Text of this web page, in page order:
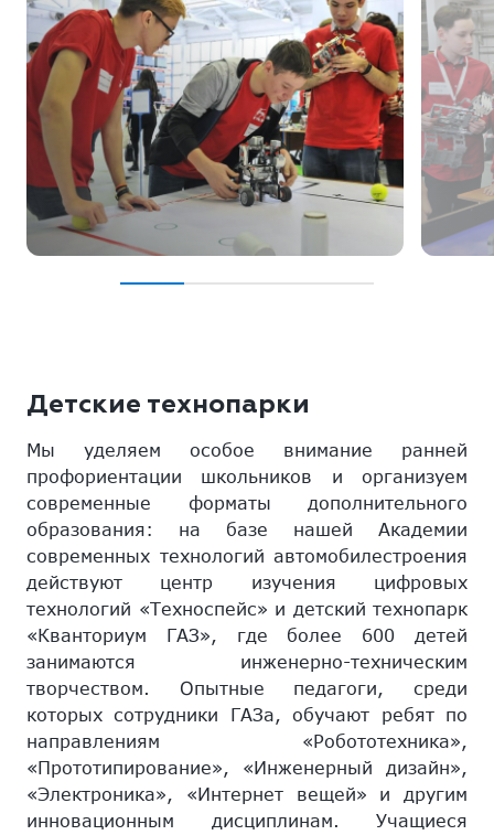
Детские технопарки
Мы уделяем особое внимание ранней
профориентации школьников и организуем
современные форматы дополнительного
образования: на базе нашей Академии
современных технологий автомобилестроения
действуют центр изучения цифровых
технологий «Техноспейс» и детский технопарк
«Кванториум ГАЗ», где более 600 детей
занимаются инженерно-техническим
творчеством. Опытные педагоги, среди
которых сотрудники ГАЗа, обучают ребят по
направлениям «Робототехника»,
«Прототипирование», «Инженерный дизайн»,
«Электроника», «Интернет вещей» и другим
инновационным дисциплинам. Учащиеся